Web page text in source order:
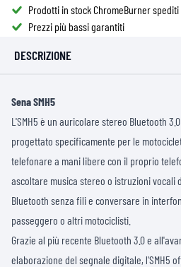
Prodotti in stock ChromeBurner
Prezzi più bassi garantiti
DESCRIZIONE
Sena SMH5
L'SMH5 è un auricolare stereo Bluetooth
progettato specificamente per le
telefonare a mani libere con il proprio
ascoltare musica stereo o istruzioni vocali
Bluetooth senza fili e conversare in
passeggero o altri motociclisti.
Grazie al più recente Bluetooth 3.0 e
elaborazione del segnale digitale, l'SMH5